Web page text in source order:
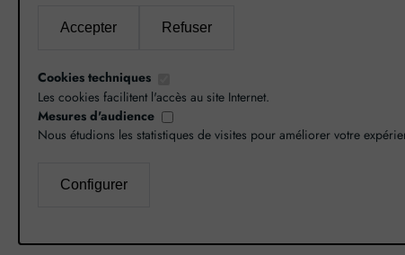
une vocation. De là est né World
et la richesse de nos terroirs.
L’abus d’alcool est dangereux pour la santé,
Accepter Refuser
Cookies techniques
Les cookies facilitent l'accès au site Internet.
Mesures d'audience
Nous étudions les statistiques de visites pour améliorer votre
Configurer